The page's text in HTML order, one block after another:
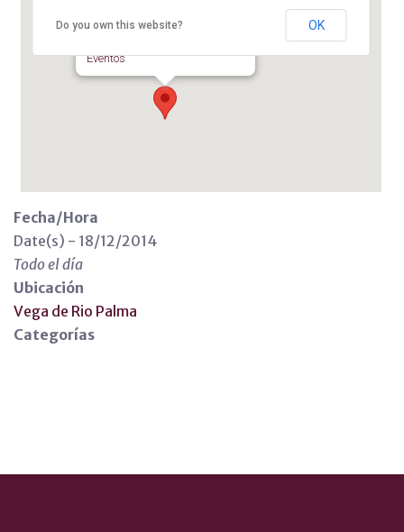
Eventos
Do you own this website? OK
Fecha/Hora
Date(s) - 18/12/2014
Todo el día
Ubicación
Vega de Rio Palma
Categorías